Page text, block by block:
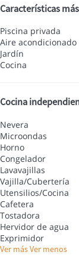
Características
Piscina privada
Aire acondicionado
Jardín
Cocina
Cocina
Nevera
Microondas
Horno
Congelador
Lavavajillas
Vajilla/Cubertería
Utensilios/Cocina
Cafetera
Tostadora
Hervidor de agua
Exprimidor
Ver másVer menos